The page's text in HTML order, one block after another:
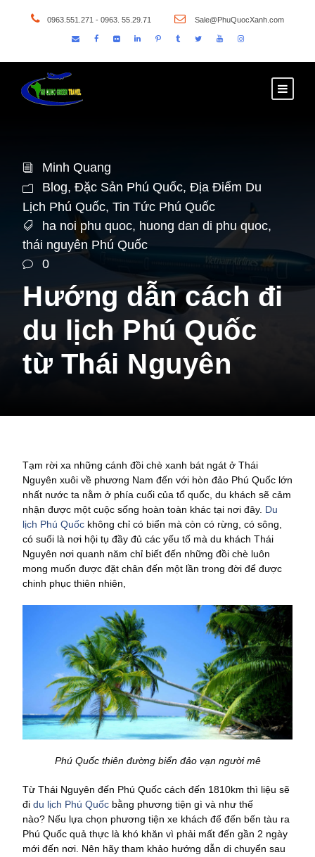
0963.551.271 - 0963. 55.29.71 Sale@PhuQuocXanh.com
Minh Quang
Blog, Đặc Sản Phú Quốc, Địa Điểm Du
Lịch Phú Quốc, Tin Tức Phú Quốc
ha noi phu quoc, huong dan di phu quoc,
thái nguyên Phú Quốc
0
Hướng dẫn cách đi
du lịch Phú Quốc
từ Thái Nguyên
Tạm rời xa những cánh đồi chè xanh bát ngát ở Thái
Nguyên xuôi về phương Nam đến với hòn đảo Phú Quốc lớn
nhất nước ta nằm ở phía cuối của tổ quốc, du khách sẽ cảm
nhận được một cuộc sống hoàn toàn khác tại nơi đây. Du
lịch Phú Quốc không chỉ có biển mà còn có rừng, có sông,
có suối là nơi hội tụ đầy đủ các yếu tố mà du khách Thái
Nguyên nơi quanh năm chỉ biết đến những đồi chè luôn
mong muốn được đặt chân đến một lần trong đời để được
chinh phục thiên nhiên,
Phú Quốc thiên đường biển đảo vạn người mê
Từ Thái Nguyên đến Phú Quốc cách đến 1810km thì liệu sẽ
đi du lịch Phú Quốc bằng phương tiện gì và như thế
nào? Nếu lựa chọn phương tiện xe khách để đến bến tàu ra
Phú Quốc quả thực là khó khăn vì phải mất đến gần 2 ngày
mới đến nơi. Nên hãy tham khảo hướng dẫn di chuyển sau